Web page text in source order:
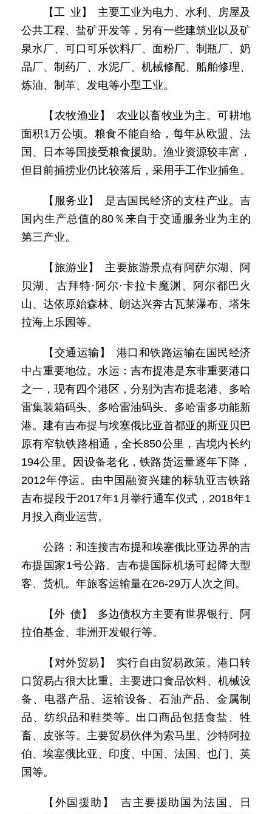
【工 业】 主要工业为电力、水利、房屋及
公共工程、盐矿开发等，另有一些建筑业以及矿
泉水厂、可口可乐饮料厂、面粉厂、制瓶厂、奶
品厂、制药厂、水泥厂、机械修配、船舶修理、
炼油、制革、发电等小型工业。
【农牧渔业】 农业以畜牧业为主。可耕地
面积1万公顷。粮食不能自给，每年从欧盟、法
国、日本等国接受粮食援助。渔业资源较丰富，
但目前捕捞业仍比较落后，采用手工作业捕鱼。
【服务业】 是吉国民经济的支柱产业。吉
国内生产总值的80％来自于交通服务业为主的
第三产业。
【旅游业】 主要旅游景点有阿萨尔湖、阿
贝湖、古拜特·阿尔·卡拉卡魔渊、阿尔都巴火
山、达依原始森林、朗达兴奔古瓦莱瀑布、塔朱
拉海上乐园等。
【交通运输】 港口和铁路运输在国民经济
中占重要地位。水运：吉布提港是东非重要港口
之一，现有四个港区，分别为吉布提老港、多哈
雷集装箱码头、多哈雷油码头、多哈雷多功能新
港。建有吉布提与埃塞俄比亚首都亚的斯亚贝巴
原有窄轨铁路相通，全长850公里，吉境内长约
194公里。因设备老化，铁路货运量逐年下降，
2012年停运。由中国融资兴建的标轨亚吉铁路
吉布提段于2017年1月举行通车仪式，2018年1
月投入商业运营。
公路：和连接吉布提和埃塞俄比亚边界的吉
布提国家1号公路。吉布提国际机场可起降大型
客、货机。年旅客运输量在26-29万人次之间。
【外 债】 多边债权方主要有世界银行、阿
拉伯基金、非洲开发银行等。
【对外贸易】 实行自由贸易政策。港口转
口贸易占很大比重。主要进口食品饮料、机械设
备、电器产品、运输设备、石油产品、金属制
品、纺织品和鞋类等。出口商品包括食盐、牲
畜、皮张等。主要贸易伙伴为索马里、沙特阿拉
伯、埃塞俄比亚、印度、中国、法国、也门、英
国等。
【外国援助】 吉主要援助国为法国、日